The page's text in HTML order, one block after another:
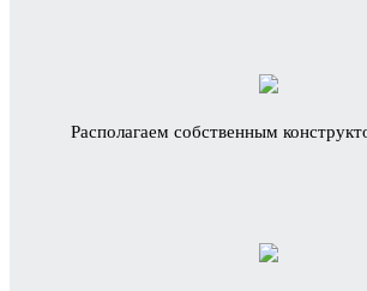
Располагаем собственным